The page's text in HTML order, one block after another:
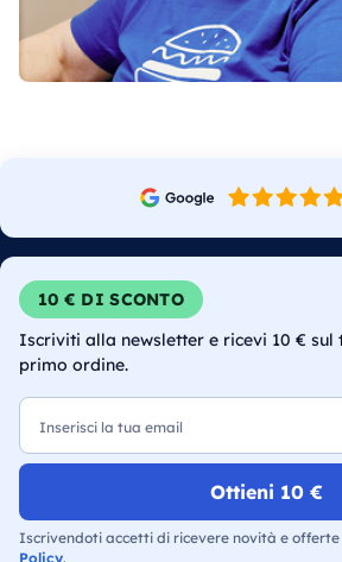
10 € DI SCONTO
Iscriviti alla newsletter e ricevi 10 € sul
primo ordine.
Ottieni 10 €
Iscrivendoti accetti di ricevere novità e offerte
Policy.